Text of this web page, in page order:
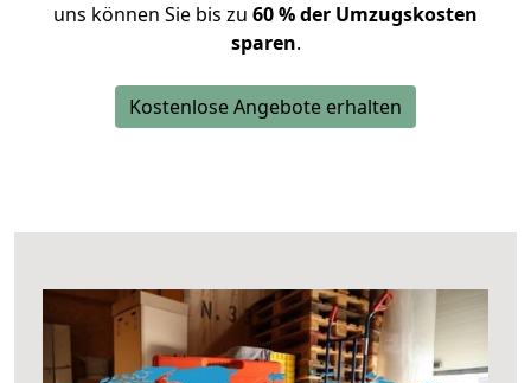
uns können Sie bis zu 60 % der Umzugskosten
sparen.
Kostenlose Angebote erhalten